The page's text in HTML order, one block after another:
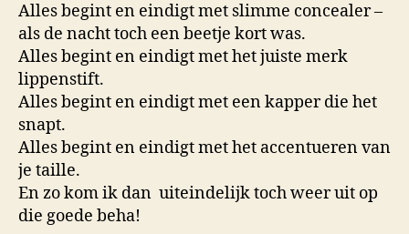
Alles begint en eindigt met slimme concealer –
als de nacht toch een beetje kort was.
Alles begint en eindigt met het juiste merk
lippenstift.
Alles begint en eindigt met een kapper die het
snapt.
Alles begint en eindigt met het accentueren van
je taille.
En zo kom ik dan uiteindelijk toch weer uit op
die goede beha!